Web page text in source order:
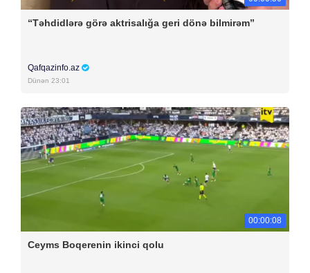
“Təhdidlərə görə aktrisalığa geri dönə bilmirəm”
Qafqazinfo.az
Dünən 23:01
00:00:08
Ceyms Boqerenin ikinci qolu